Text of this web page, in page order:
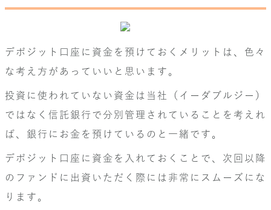
デポジット口座に資金を預けておくメリットは、色々
な考え方があっていいと思います。
投資に使われていない資金は当社（イーダブルジー）
ではなく信託銀行で分別管理されていることを考えれ
ば、銀行にお金を預けているのと一緒です。
デポジット口座に資金を入れておくことで、次回以降
のファンドに出資いただく際には非常にスムーズにな
ります。